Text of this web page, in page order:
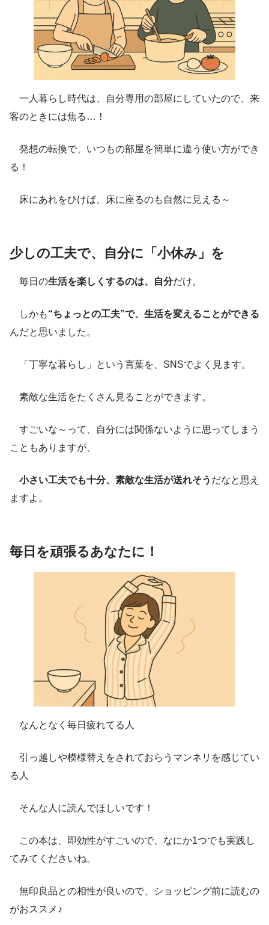
一人暮らし時代は、自分専用の部屋にしていたので、来
客のときには焦る…！
発想の転換で、いつもの部屋を簡単に違う使い方ができ
る！
床にあれをひけば、床に座るのも自然に見える～
少しの工夫で、自分に「小休み」を
毎日の生活を楽しくするのは、自分だけ。
しかも“ちょっとの工夫”で、生活を変えることができる
んだと思いました。
「丁寧な暮らし」という言葉を、SNSでよく見ます。
素敵な生活をたくさん見ることができます。
すごいな～って、自分には関係ないように思ってしまう
こともありますが、
小さい工夫でも十分、素敵な生活が送れそう だなと思え
ますよ。
毎日を頑張るあなたに！
なんとなく毎日疲れてる人
引っ越しや模様替えをされておらうマンネリを感じてい
る人
そんな人に読んでほしいです！
この本は、即効性がすごいので、なにか1つでも実践し
てみてくださいね。
無印良品との相性が良いので、ショッピング前に読むの
がおススメ♪